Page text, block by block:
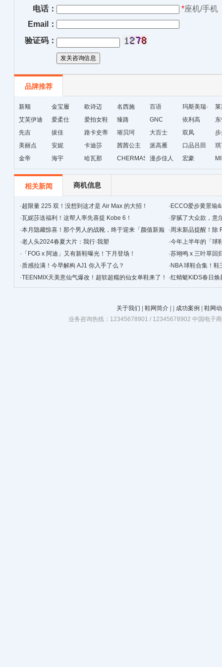
电话： *座机/手机
Email：
验证码：
品牌推荐
新顺 金宝履 欧诗迈 名西施 百语
玛斯美瑞·
琳
艾芙伊迪
爱柔仕 爱拍女鞋 臻路 GNC 依利高
先吉
拔佳
路卡史蒂
芙
璀贝珂 大百士 双凤
美丽点
安妮 卡迪莎 茜茜公主 派高雁 口品吕田
金帝
海宇 哈瓦那 CHERMAS&KAETH
漫步佳人 宏豪
相关新闻 商机信息
·超限量 225 双！没想到这才是 Air Max 的大招！ · ECCO爱步黄景瑜
·瓦妮莎送福利！这帮人率先喜提 Kobe 6！ ·穿腻了大众款，‍‍意
·本月隐藏惊喜！那个男人的战靴，终于迎来「颜值新巅
峰」！
·周末新品提醒！除
·老人头2024春夏大片：我行·我塑 ·今年上半年的「球
简单！
· 「FOG x 阿迪」又有新鞋曝光！下月登场！ ·苏翊鸣 x 三叶草回
·质感拉满！今早解构 AJ1 你入手了么？ · NBA 球鞋合集！
·TEENMIX天美意仙气爆改！超软超糯的仙女单鞋来了！ ·红蜻蜓KIDS春日焕
关于我们 鞋网简介 成功案例
鞋网
业务咨询热线：12345678901 / 12345678902 中国电子